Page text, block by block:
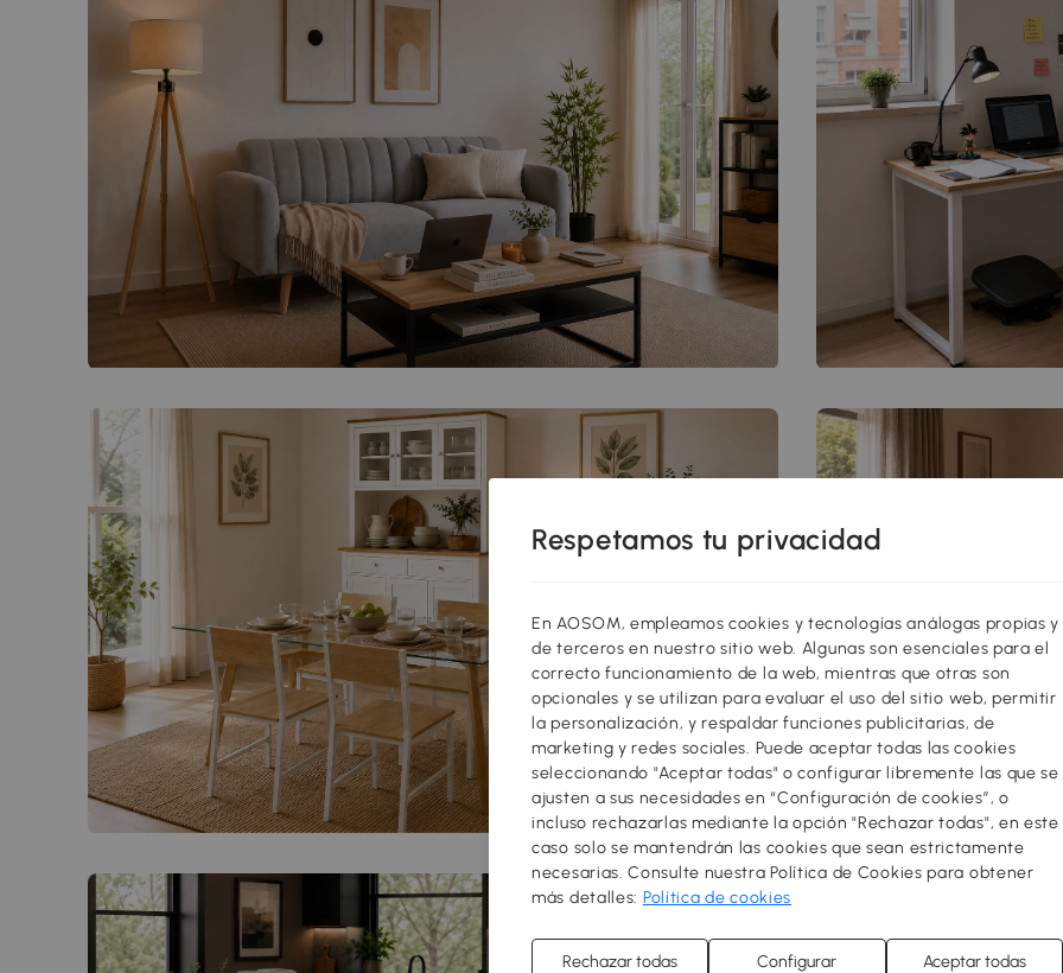
Respetamos tu privacidad
En AOSOM, empleamos cookies y tecnologías análogas propias y
de terceros en nuestro sitio web. Algunas son esenciales para el
correcto funcionamiento de la web, mientras que otras son
opcionales y se utilizan para evaluar el uso del sitio web, permitir
la personalización, y respaldar funciones publicitarias, de
marketing y redes sociales. Puede aceptar todas las cookies
seleccionando "Aceptar todas" o configurar libremente las que se
ajusten a sus necesidades en “Configuración de cookies”, o
incluso rechazarlas mediante la opción "Rechazar todas", en este
caso solo se mantendrán las cookies que sean estrictamente
necesarias. Consulte nuestra Política de Cookies para obtener
más detalles: Política de cookies
Rechazar todas Configurar Aceptar todas